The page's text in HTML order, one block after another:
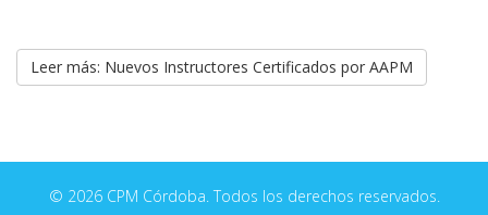
Leer más: Nuevos Instructores Certificados por AAPM
© 2026 CPM Córdoba. Todos los derechos reservados.